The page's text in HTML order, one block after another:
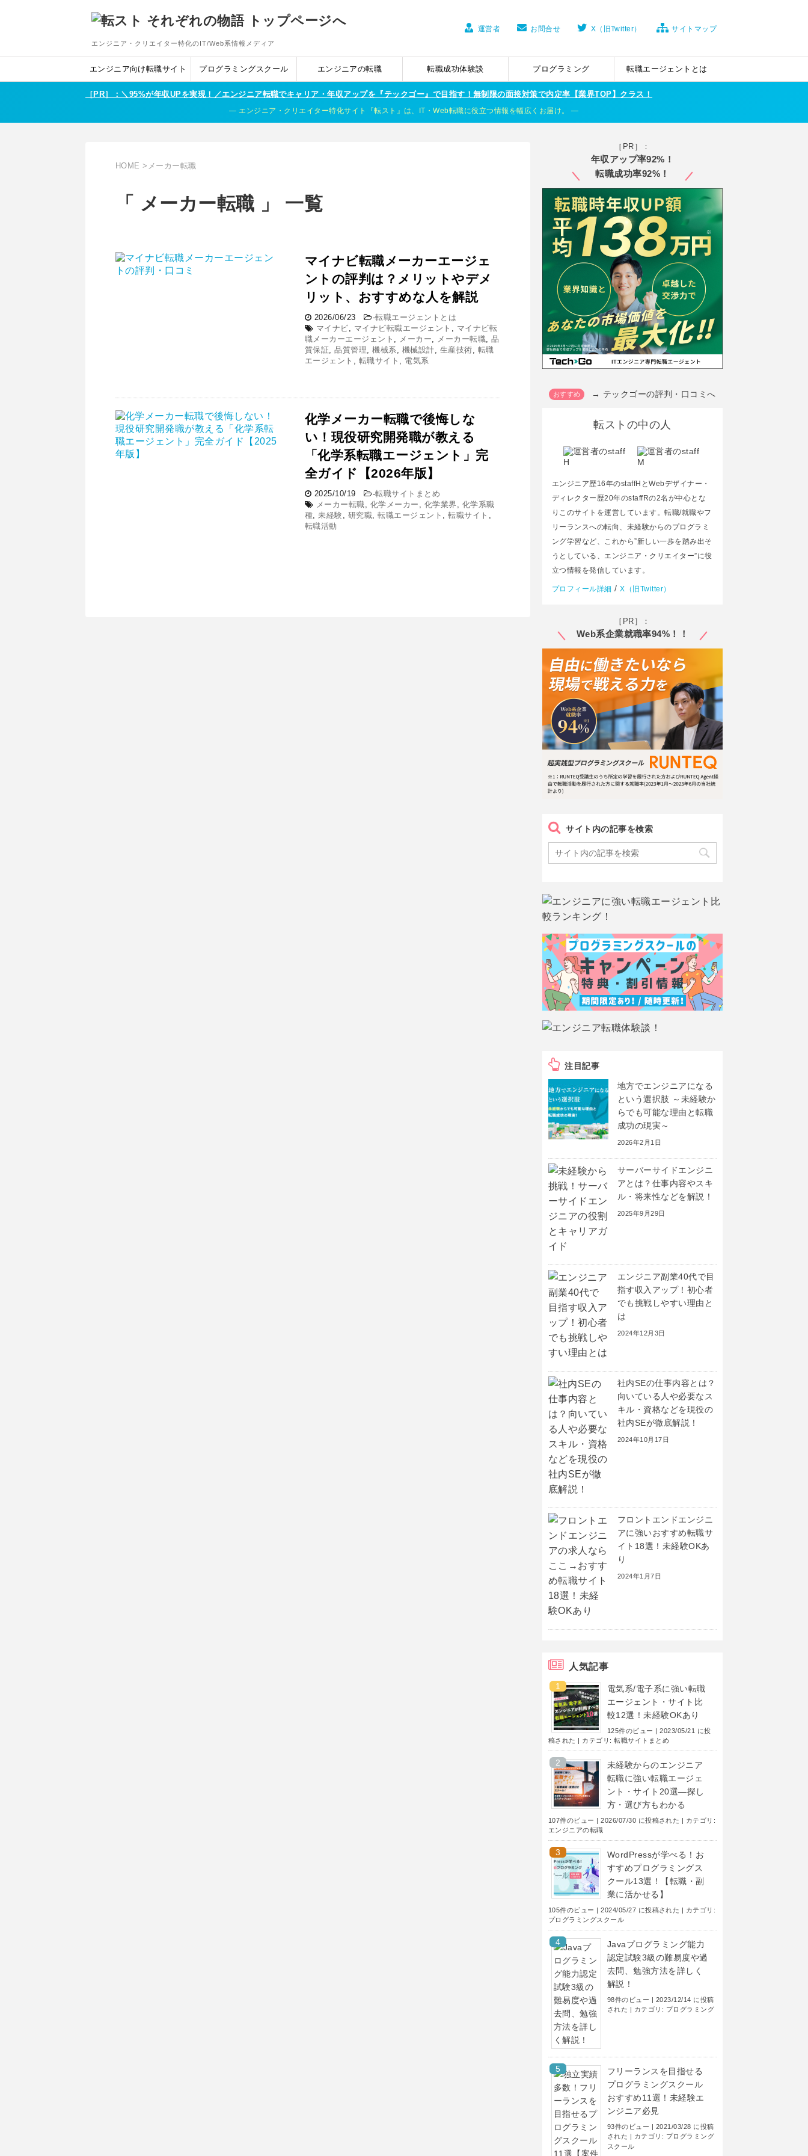
エンジニア・クリエイター特化のIT/Web系情報メディア
運営者 お問合せ X（旧Twitter） サイトマップ
エンジニア向け転職サイト プログラミングスクール エンジニアの転職 転職成功体験談 プログラミング 転職エージェントとは
［PR］：＼95%が年収UPを実現！／エンジニア転職でキャリア・年収アップを『テックゴー』で目指す！無制限の面接対策で内定率【業界TOP】クラス！
エンジニア・クリエイター特化サイト『転スト』は、IT・Web転職に役立つ情報を幅広くお届け。
HOME > メーカー転職
「 メーカー転職 」 一覧
マイナビ転職メーカーエージェ
ントの評判は？メリットやデメ
リット、おすすめな人を解説
2026/06/23 -転職エージェントとは
マイナビ, マイナビ転職エージェント , マイナビ転
職メーカーエージェント , メーカー, メーカー転職, 品
質保証,品質管理,機械系, 機械設計, 生産技術, 転職
エージェント , 転職サイト , 電気系
化学メーカー転職で後悔しな
い！現役研究開発職が教える
「化学系転職エージェント」完
全ガイド【2026年版】
2025/10/19 -転職サイトまとめ
メーカー転職, 化学メーカー , 化学業界 , 化学系職
種,未経験, 研究職,転職エージェント ,転職サイト ,
転職活動
［PR］：
年収アップ率92%！
転職成功率92%！
→ テックゴーの評判・口コミへ
転ストの中の人
エンジニア歴16年のstaffHとWebデザイナー・
ディレクター歴20年のstaffRの2名が中心とな
りこのサイトを運営しています。転職/就職やフ
リーランスへの転向、未経験からのプログラミ
ング学習など、これから”新しい一歩を踏み出そ
うとしている、エンジニア・クリエイター”に役
立つ情報を発信しています。
プロフィール詳細 /X（旧Twitter）
［PR］：
Web系企業就職率94%！！
サイト内の記事を検索
注目記事
地方でエンジニアになる
という選択肢 ～未経験か
らでも可能な理由と転職
成功の現実～
2026年2月1日
サーバーサイドエンジニ
アとは？仕事内容やスキ
ル・将来性などを解説！
2025年9月29日
エンジニア副業40代で目
指す収入アップ！初心者
でも挑戦しやすい理由と
は
2024年12月3日
社内SEの仕事内容とは？
向いている人や必要なス
キル・資格などを現役の
社内SEが徹底解説！
2024年10月17日
フロントエンドエンジニ
アに強いおすすめ転職サ
イト18選！未経験OKあ
り
2024年1月7日
人気記事
電気系/電子系に強い転職
エージェント・サイト比
較12選！未経験OKあり
125件のビュー |2023/05/21 に投
稿された | カテゴリ:転職サイトまとめ
未経験からのエンジニア
転職に強い転職エージェ
ント・サイト20選―探し
方・選び方もわかる
107件のビュー |2026/07/30 に投稿された | カテゴリ:
エンジニアの転職
WordPressが学べる！お
すすめプログラミングス
クール13選！【転職・副
業に活かせる】
105件のビュー |2024/05/27 に投稿された | カテゴリ:
プログラミングスクール
Javaプログラミング能力
認定試験3級の難易度や過
去問、勉強方法を詳しく
解説！
98件のビュー | 2023/12/14 に投稿
された | カテゴリ: プログラミング
フリーランスを目指せる
プログラミングスクール
おすすめ11選！未経験エ
ンジニア必見
93件のビュー | 2021/03/28 に投稿
された | カテゴリ: プログラミング
スクール